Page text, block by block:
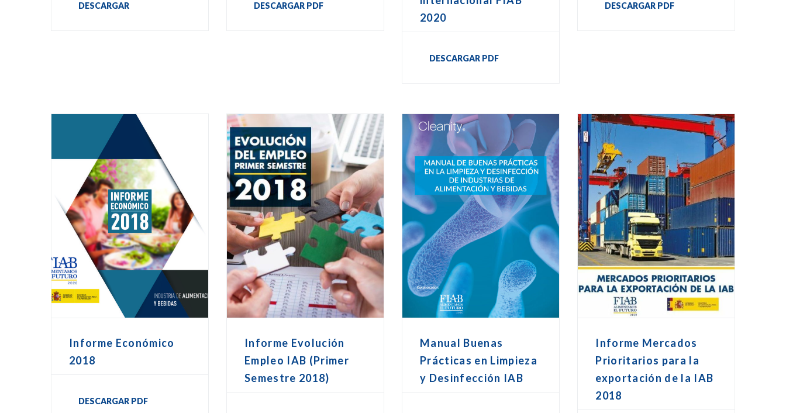
DESCARGAR DESCARGAR PDF
2020
DESCARGAR PDF
DESCARGAR PDF
Informe Económico
2018
DESCARGAR PDF
Informe Evolución
Empleo IAB (Primer
Semestre 2018)
Manual Buenas
Prácticas en Limpieza
y Desinfección IAB
Informe Mercados
Prioritarios para la
exportación de la IAB
2018